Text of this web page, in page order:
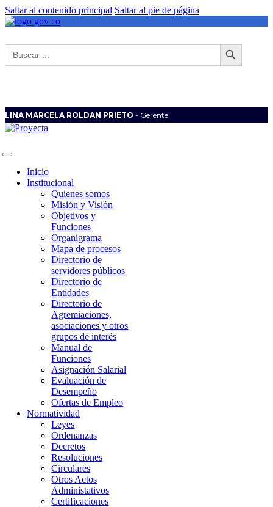
Saltar al contenido principal Saltar al pie de página
Buscar: Botón de búsqueda
LINA MARCELA ROLDAN PRIETO - Gerente
Inicio
Institucional
Quienes somos
Misión y Visión
Objetivos y
Funciones
Organigrama
Mapa de procesos
Directorio de
servidores públicos
Directorio de
Entidades
Directorio de
Agremiaciones,
asociaciones y otros
grupos de interés
Manual de
Funciones
Asignación Salarial
Evaluación de
Desempeño
Ofertas de Empleo
Normatividad
Leyes
Ordenanzas
Decretos
Resoluciones
Circulares
Otros Actos
Administativos
Certificaciones